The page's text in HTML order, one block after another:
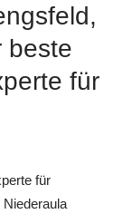
beste
für
für